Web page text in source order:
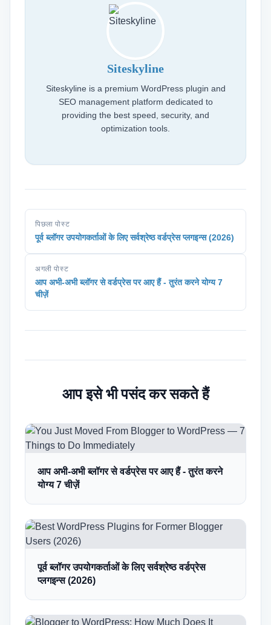
Siteskyline
Siteskyline is a premium WordPress plugin and
SEO management platform dedicated to
providing the best speed, security, and
optimization tools.
पिछला पोस्ट
पूर्व ब्लॉगर उपयोगकर्ताओं के लिए सर्वश्रेष्ठ वर्डप्रेस प्लगइन्स (2026)
अगली पोस्ट
आप अभी-अभी ब्लॉगर से वर्डप्रेस पर आए हैं - तुरंत करने योग्य 7
चीज़ें
आप इसे भी पसंद कर सकते हैं
आप अभी-अभी ब्लॉगर से वर्डप्रेस पर आए हैं - तुरंत करने
योग्य 7 चीज़ें
पूर्व ब्लॉगर उपयोगकर्ताओं के लिए सर्वश्रेष्ठ वर्डप्रेस
प्लगइन्स (2026)